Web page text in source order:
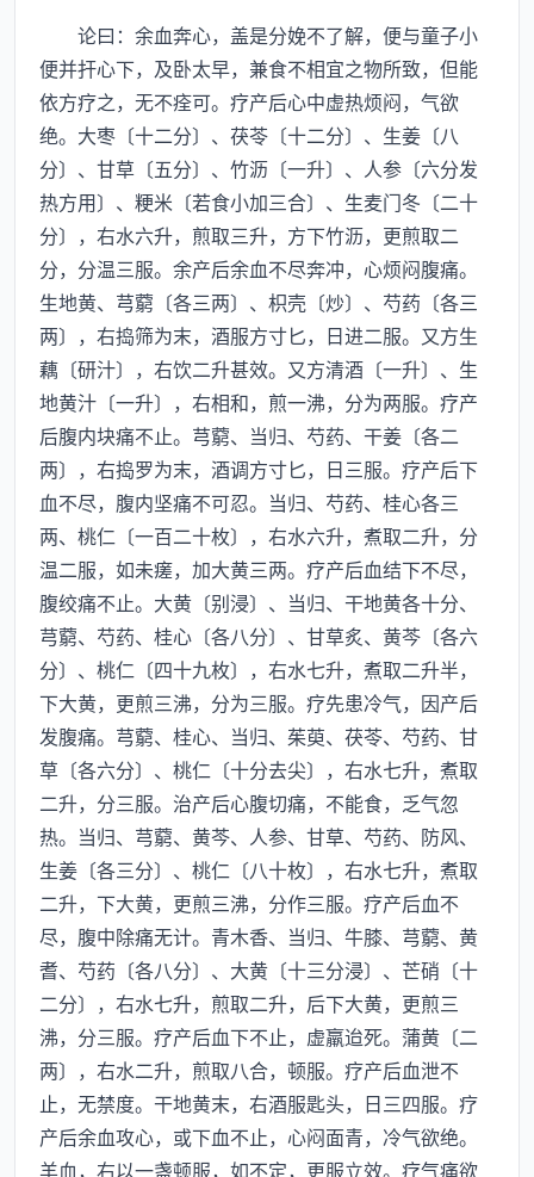
论曰：余血奔心，盖是分娩不了解，便与童子小
便并扞心下，及卧太早，兼食不相宜之物所致，但能
依方疗之，无不痊可。疗产后心中虚热烦闷，气欲
绝。大枣〔十二分〕、茯苓〔十二分〕、生姜〔八
分〕、甘草〔五分〕、竹沥〔一升〕、人参〔六分发
热方用〕、粳米〔若食小加三合〕、生麦门冬〔二十
分〕，右水六升，煎取三升，方下竹沥，更煎取二
分，分温三服。余产后余血不尽奔冲，心烦闷腹痛。
生地黄、芎藭〔各三两〕、枳壳〔炒〕、芍药〔各三
两〕，右捣筛为末，酒服方寸匕，日进二服。又方生
藕〔研汁〕，右饮二升甚效。又方清酒〔一升〕、生
地黄汁〔一升〕，右相和，煎一沸，分为两服。疗产
后腹内块痛不止。芎藭、当归、芍药、干姜〔各二
两〕，右捣罗为末，酒调方寸匕，日三服。疗产后下
血不尽，腹内坚痛不可忍。当归、芍药、桂心各三
两、桃仁〔一百二十枚〕，右水六升，煮取二升，分
温二服，如未瘥，加大黄三两。疗产后血结下不尽，
腹绞痛不止。大黄〔别浸〕、当归、干地黄各十分、
芎藭、芍药、桂心〔各八分〕、甘草炙、黄芩〔各六
分〕、桃仁〔四十九枚〕，右水七升，煮取二升半，
下大黄，更煎三沸，分为三服。疗先患冷气，因产后
发腹痛。芎藭、桂心、当归、茱萸、茯苓、芍药、甘
草〔各六分〕、桃仁〔十分去尖〕，右水七升，煮取
二升，分三服。治产后心腹切痛，不能食，乏气忽
热。当归、芎藭、黄芩、人参、甘草、芍药、防风、
生姜〔各三分〕、桃仁〔八十枚〕，右水七升，煮取
二升，下大黄，更煎三沸，分作三服。疗产后血不
尽，腹中除痛无计。青木香、当归、牛膝、芎藭、黄
耆、芍药〔各八分〕、大黄〔十三分浸〕、芒硝〔十
二分〕，右水七升，煎取二升，后下大黄，更煎三
沸，分三服。疗产后血下不止，虚羸迨死。蒲黄〔二
两〕，右水二升，煎取八合，顿服。疗产后血泄不
止，无禁度。干地黄末，右酒服匙头，日三四服。疗
产后余血攻心，或下血不止，心闷面青，冷气欲绝。
羊血，右以一盏顿服，如不定，更服立效。疗气痛欲